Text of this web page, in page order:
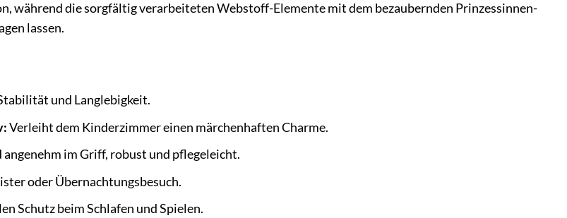
während die sorgfältig verarbeiteten Webstoff-Elemente mit dem bezaubernden Prinzessinnen-
lassen.
und Langlebigkeit.
Verleiht dem Kinderzimmer einen märchenhaften Charme.
angenehm im Griff, robust und pflegeleicht.
oder Übernachtungsbesuch.
Schutz beim Schlafen und Spielen.